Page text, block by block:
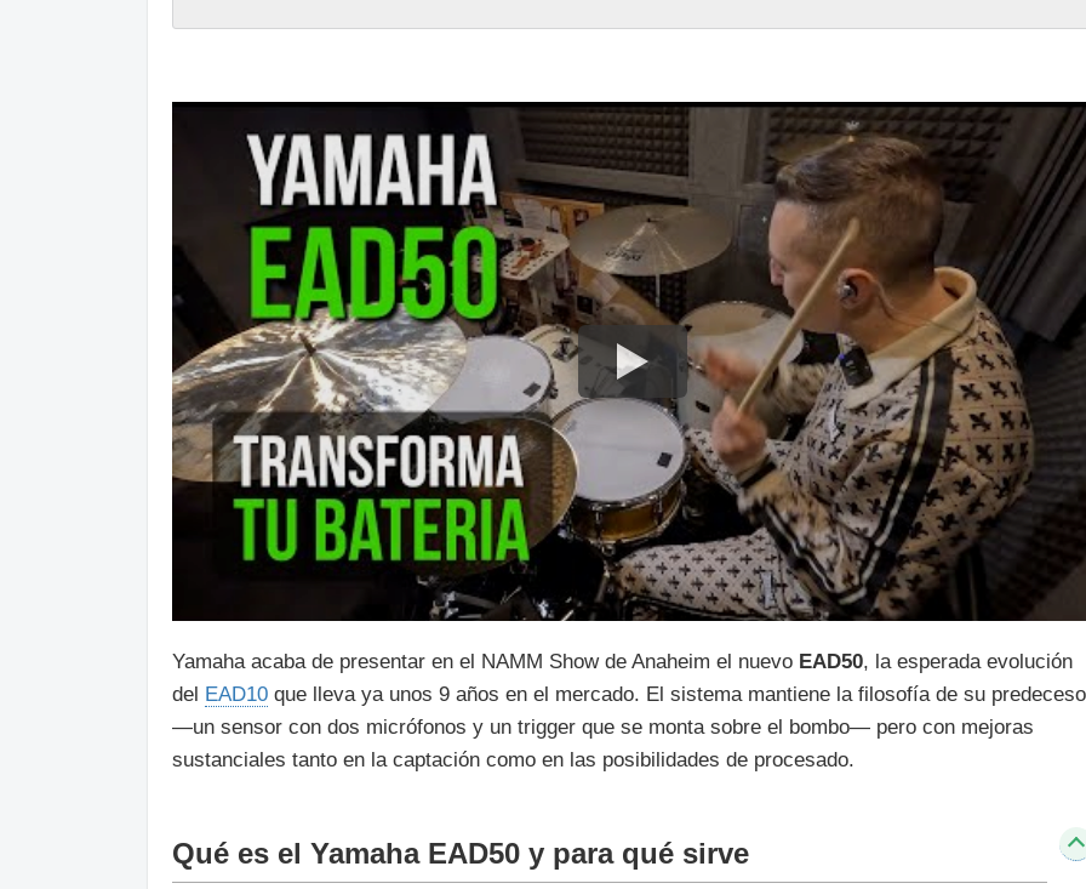
Yamaha acaba de presentar en el NAMM Show de Anaheim el nuevo EAD50, la esperada evolución
del EAD10 que lleva ya unos 9 años en el mercado. El sistema mantiene la filosofía de su
—un sensor con dos micrófonos y un trigger que se monta sobre el bombo— pero con mejoras
sustanciales tanto en la captación como en las posibilidades de procesado.
Qué es el Yamaha EAD50 y para qué sirve